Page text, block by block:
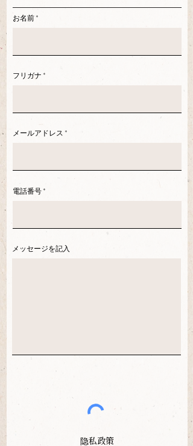
お名前
フリガナ
メールアドレス
電話番号
メッセージを記入
隐私政策